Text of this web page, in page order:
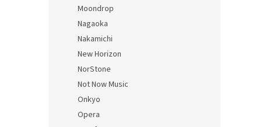
Moondrop
Nagaoka
Nakamichi
New Horizon
NorStone
Not Now Music
Onkyo
Opera